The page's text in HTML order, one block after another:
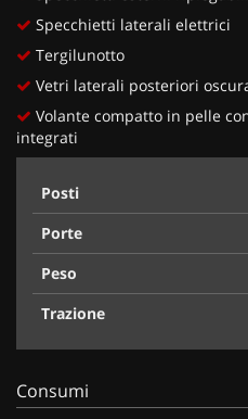
Specchietti laterali elettrici
Tergilunotto
Vetri laterali posteriori
Volante compatto in pelle
integrati
Posti
Porte
Peso
Trazione
Consumi